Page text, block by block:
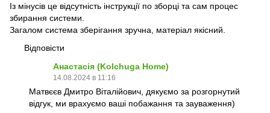
Із мінусів це відсутність інструкції по зборці та сам процес
збирання системи.
Загалом система зберігання зручна, матеріал якісний.
Відповісти
Анастасія (Kolchuga Home)
14.08.2024 в 11:16
Матвєєв Дмитро Віталійович, дякуємо за розгорнутий
відгук, ми врахуємо ваші побажання та зауваження)